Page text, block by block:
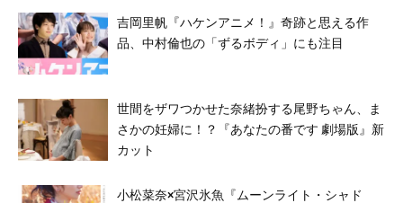
吉岡里帆『ハケンアニメ！』奇跡と思える作
品、中村倫也の「ずるボディ」にも注目
世間をザワつかせた奈緒扮する尾野ちゃん、ま
さかの妊婦に！？『あなたの番です 劇場版』新
カット
小松菜奈×宮沢氷魚『ムーンライト・シャド